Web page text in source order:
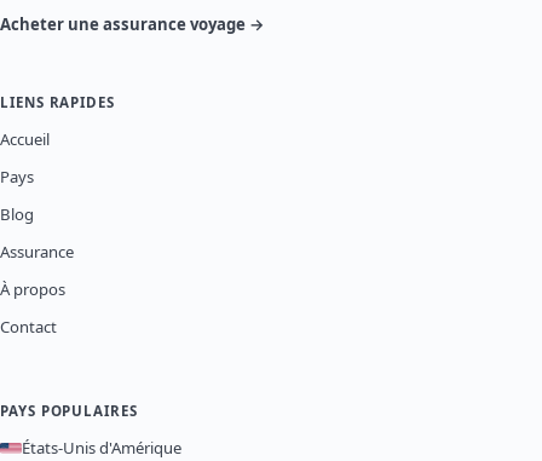
Acheter une assurance voyage →
LIENS RAPIDES
Accueil
Pays
Blog
Assurance
À propos
Contact
PAYS POPULAIRES
États-Unis d'Amérique